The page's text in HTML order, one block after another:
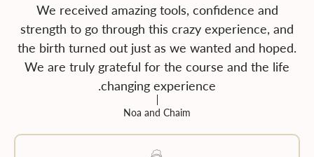
We received amazing tools, confidence and
strength to go through this crazy experience, and
the birth turned out just as we wanted and hoped.
We are truly grateful for the course and the life
changing experience.
Noa and Chaim